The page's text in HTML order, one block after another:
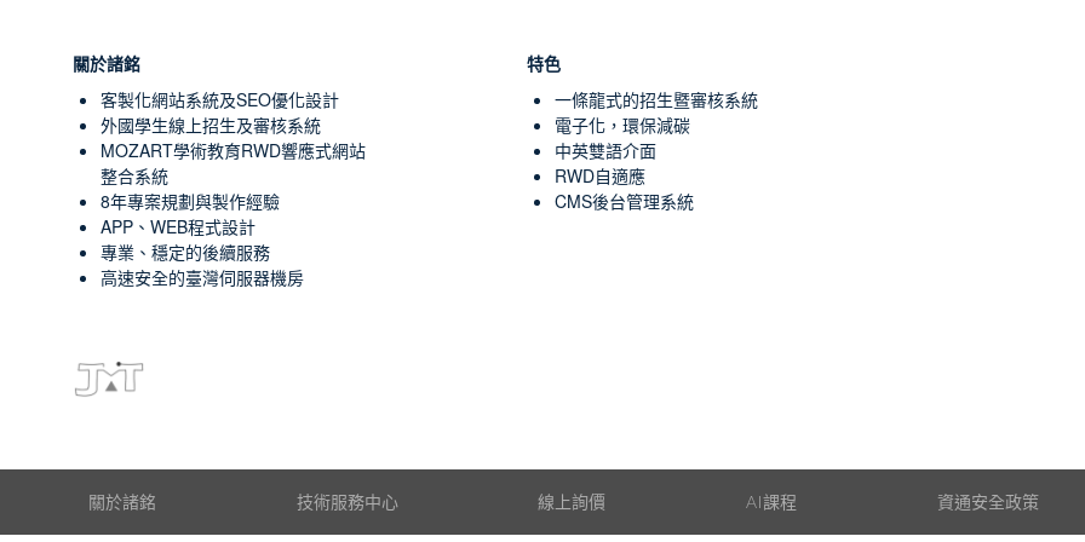
關於諸銘
客製化網站系統及SEO優化設計
外國學生線上招生及審核系統
MOZART學術教育RWD響應式網站
整合系統
8年專案規劃與製作經驗
APP、WEB程式設計
專業、穩定的後續服務
高速安全的臺灣伺服器機房
特色
一條龍式的招生暨審核系統
電子化，環保減碳
中英雙語介面
RWD自適應
CMS後台管理系統
關於諸銘 技術服務中心 線上詢價 AI課程 資通安全政策